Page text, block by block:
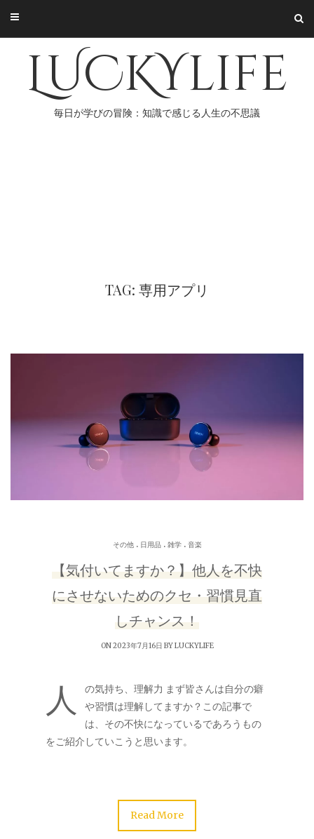
content
LUCKYlife
毎日が学びの冒険：知識で感じる人生の不思議
TAG: 専用アプリ
その他. 日用品. 雑学. 音楽
【気付いてますか？】他人を不快
にさせないためのクセ・習慣見直
しチャンス！
ON 2023年7月16日 BYLUCKYLIFE
人
の気持ち、理解力 まず皆さんは自分の癖
や習慣は理解してますか？この記事で
は、その不快になっているであろうもの
をご紹介していこうと思います。
Read More